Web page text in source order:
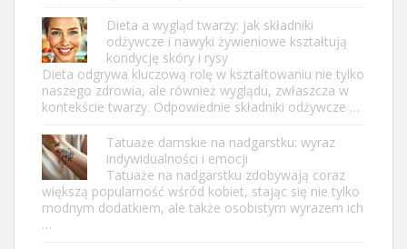
Dieta a wygląd twarzy: jak składniki
odżywcze i nawyki żywieniowe kształtują
kondycję skóry i rysy
Dieta odgrywa kluczową rolę w kształtowaniu nie tylko
naszego zdrowia, ale również wyglądu, zwłaszcza w
kontekście twarzy. Odpowiednie składniki odżywcze …
Tatuaże damskie na nadgarstku: wyraz
indywidualności i emocji
Tatuaże na nadgarstku zdobywają coraz
większą popularność wśród kobiet, stając się nie tylko
modnym dodatkiem, ale także osobistym wyrazem ich
…